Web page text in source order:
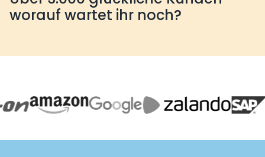
worauf wartet ihr noch?